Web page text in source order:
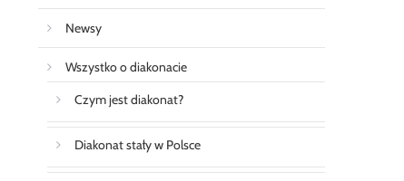
Newsy
Wszystko o diakonacie
Czym jest diakonat?
Diakonat stały w Polsce